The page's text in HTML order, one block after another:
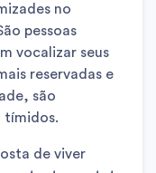
no
pessoas
vocalizar seus
reservadas e
são
tímidos.
de viver